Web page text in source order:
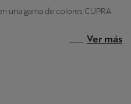
una gama de colores CUPRA.
Ver más